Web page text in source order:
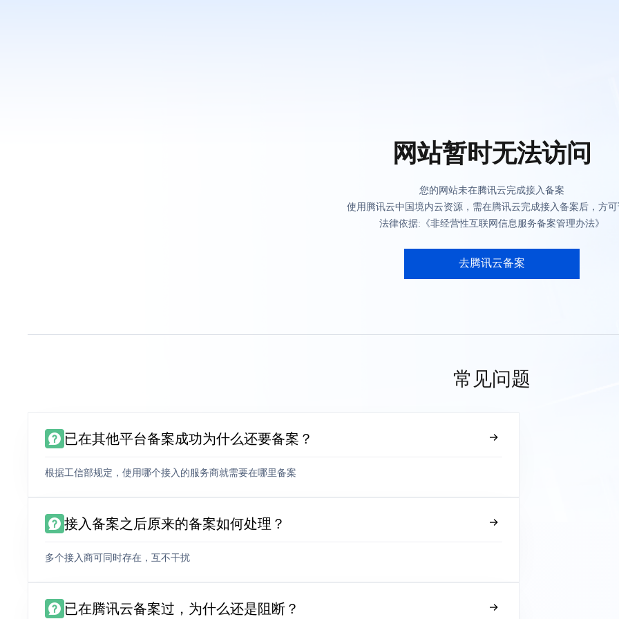
网站暂时无法访问
您的网站未在腾讯云完成接入备案
使用腾讯云中国境内云资源，需在腾讯云完成接入备案后，方
法律依据:《非经营性互联网信息服务备案管理办法》
去腾讯云备案
常见问题
已在其他平台备案成功为什么还要备案？
根据工信部规定，使用哪个接入的服务商就需要在哪里备案
接入备案之后原来的备案如何处理？
多个接入商可同时存在，互不干扰
已在腾讯云备案过，为什么还是阻断？